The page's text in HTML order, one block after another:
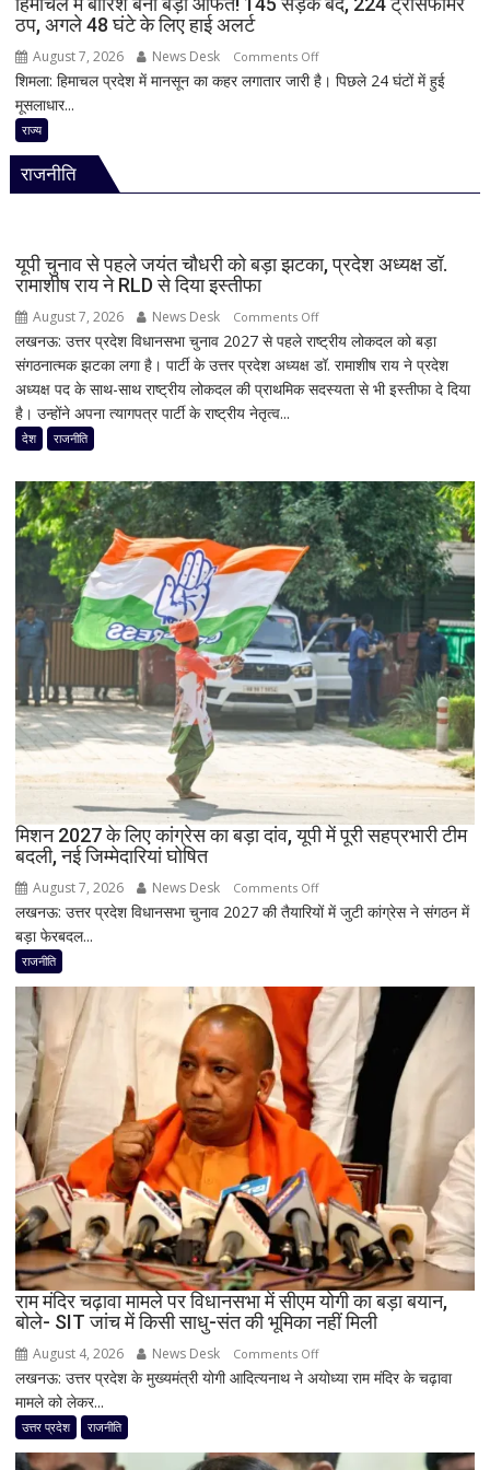
ठप, अगले 48 घंटे के लिए हाई अलर्ट
August 7, 2026 News Desk Comments Offon
हिमाचल
बंद,
ट्रांसफार्मर
ठप,
अगले
48
हाई
अलर्ट
शिमला: हिमाचल प्रदेश में मानसून का कहर लगातार जारी है। पिछले 24 घंटों में हुई
मूसलाधार...
राज्य
राजनीति
यूपी चुनाव से पहले जयंत चौधरी को बड़ा झटका, प्रदेश अध्यक्ष डॉ.
रामाशीष राय ने RLD से दिया इस्तीफा
August 7, 2026 News Desk Comments Offon
यूपी
चुनाव
से
को
बड़ा
झटका,
प्रदेश
अध्यक्ष
डॉ.
रामाशीष
राय
ने
RLD
से
दिया
इस्तीफा
लखनऊ: उत्तर प्रदेश विधानसभा चुनाव 2027 से पहले राष्ट्रीय लोकदल को बड़ा
संगठनात्मक झटका लगा है। पार्टी के उत्तर प्रदेश अध्यक्ष डॉ. रामाशीष राय ने प्रदेश
अध्यक्ष पद के साथ-साथ राष्ट्रीय लोकदल की प्राथमिक सदस्यता से भी इस्तीफा दे दिया
है। उन्होंने अपना त्यागपत्र पार्टी के राष्ट्रीय नेतृत्व...
देश राजनीति
मिशन 2027 के लिए कांग्रेस का बड़ा दांव, यूपी में पूरी सहप्रभारी टीम
बदली, नई जिम्मेदारियां घोषित
August 7, 2026 News Desk Comments Offon
मिशन
लिए
कांग्रेस
का
बड़ा
दांव,
यूपी
में
पूरी
सहप्रभारी
टीम
बदली,
नई
जिम्मेदारियां
घोषित
लखनऊ: उत्तर प्रदेश विधानसभा चुनाव 2027 की तैयारियों में जुटी कांग्रेस ने संगठन में
बड़ा फेरबदल...
राजनीति
राम मंदिर चढ़ावा मामले पर विधानसभा में सीएम योगी का बड़ा बयान,
बोले- SIT जांच में किसी साधु-संत की भूमिका नहीं मिली
August 4, 2026 News Desk Comments Offon
राम
मामले
लखनऊ: उत्तर प्रदेश के मुख्यमंत्री योगी आदित्यनाथ ने अयोध्या राम मंदिर के चढ़ावा
मामले को लेकर...
उत्तर प्रदेश राजनीति